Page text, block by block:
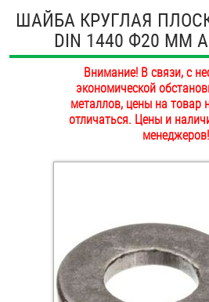
ОПТ
ПОКУПАТЕЛЯМ
ОПЛАТА И ДОСТАВКА
НАШИ МАГАЗИНЫ
Антивандальный крепёж,
Болты и винты
Втулки
Заклепки (Гайки-Заклепки)
ШАЙБА КРУГЛАЯ
DIN 1440 Ф20 ММ
Внимание! В связи, с
экономической
металлов, цены на товар
отличаться. Цены и
менеджеров!